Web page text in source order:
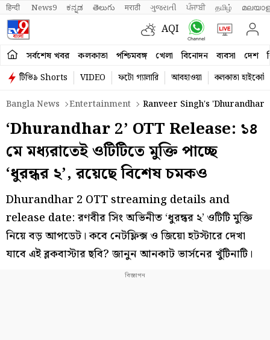
हिन्दी News9 ಕನ್ನಡ తెలుగు मराठी ગુજરાતી ਪੰਜਾਬੀ தமிழ்
AQI
সর্বশেষ খবর কলকাতা পশ্চিমবঙ্গ খেলা বিনোদন ব্যবসা দেশ
টিভি৯ Shorts VIDEO ফটো গ্যালারি আবহাওয়া
কলকাতা হাইকোর্ট
Bangla News
Entertainment Ranveer Singh's 'Dhurandhar
‘Dhurandhar 2’ OTT Release: ১৪
মে মধ্যরাতেই ওটিটিতে মুক্তি পাচ্ছে
‘ধুরন্ধর ২’, রয়েছে বিশেষ চমকও
Dhurandhar 2 OTT streaming details and
release date: রণবীর সিং অভিনীত ‘ধুরন্ধর ২’ ওটিটি মুক্তি
নিয়ে বড় আপডেট। কবে নেটফ্লিক্স ও জিয়ো হটস্টারে দেখা
যাবে এই ব্লকবাস্টার ছবি? জানুন আনকাট ভার্সনের খুঁটিনাটি।